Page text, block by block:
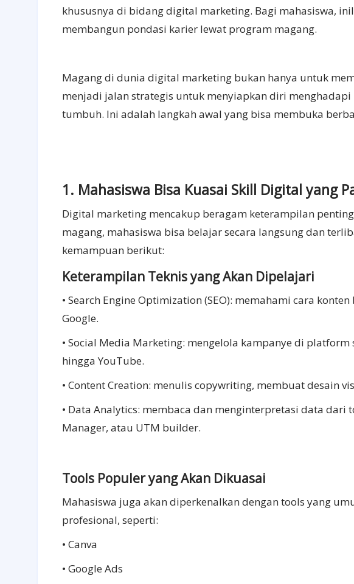
khususnya di bidang digital marketing. Bagi mahasiswa,
membangun pondasi karier lewat program magang.
Magang di dunia digital marketing bukan hanya untuk
menjadi jalan strategis untuk menyiapkan diri
tumbuh. Ini adalah langkah awal yang bisa membuka
1. Mahasiswa Bisa Kuasai Skill Digital yang
Digital marketing mencakup beragam keterampilan
magang, mahasiswa bisa belajar secara langsung dan
kemampuan berikut:
Keterampilan Teknis yang Akan Dipelajari
• Search Engine Optimization (SEO): memahami cara
Google.
• Social Media Marketing: mengelola kampanye di
hingga YouTube.
• Content Creation: menulis copywriting, membuat desain
• Data Analytics: membaca dan menginterpretasi data dari
Manager, atau UTM builder.
Tools Populer yang Akan Dikuasai
Mahasiswa juga akan diperkenalkan dengan tools yang
profesional, seperti:
• Canva
• Google Ads